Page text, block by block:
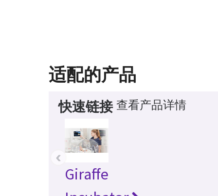
适配的产品
快速链接 查看产品详情
Giraffe
‹